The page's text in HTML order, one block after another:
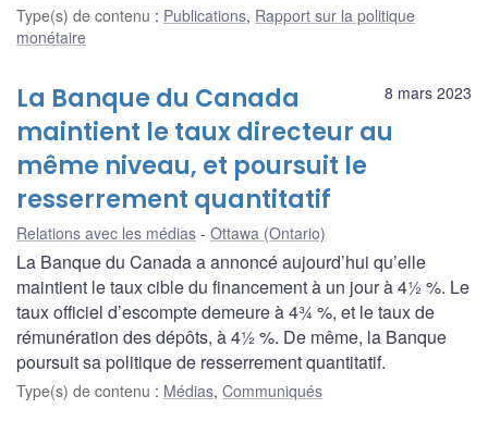
Type(s) de contenu : Publications, Rapport sur la politique
monétaire
8 mars 2023
La Banque du Canada
maintient le taux directeur au
même niveau, et poursuit le
resserrement quantitatif
Relations avec les médias Ottawa (Ontario)
La Banque du Canada a annoncé aujourd’hui qu’elle
maintient le taux cible du financement à un jour à 4½ %. Le
taux officiel d’escompte demeure à 4¾ %, et le taux de
rémunération des dépôts, à 4½ %. De même, la Banque
poursuit sa politique de resserrement quantitatif.
Type(s) de contenu : Médias, Communiqués